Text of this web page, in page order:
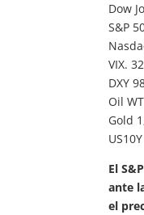
Dow
S&P
VIX.
DXY
Oil
Gold
El
ante
el